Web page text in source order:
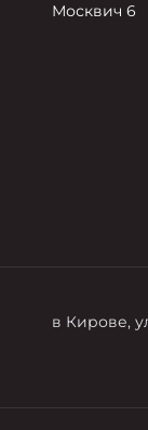
Москвич 6
в Кирове,